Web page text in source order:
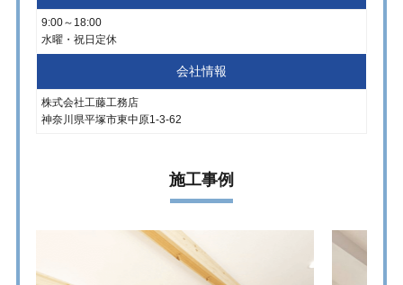
9:00～18:00
水曜・祝日定休
会社情報
株式会社工藤工務店
神奈川県平塚市東中原1-3-62
施工事例